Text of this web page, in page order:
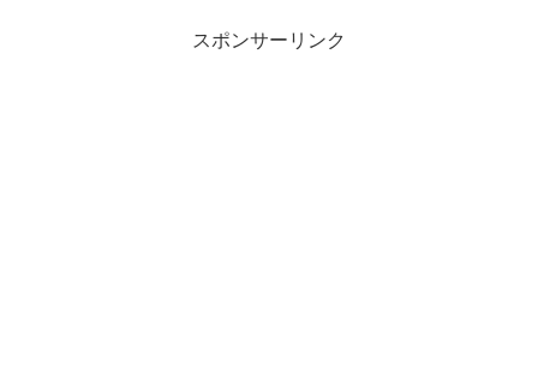
スポンサーリンク